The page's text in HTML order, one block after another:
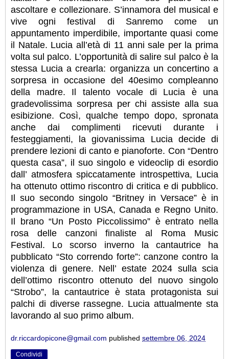
ascoltare e collezionare. S’innamora del musical e
vive ogni festival di Sanremo come un
appuntamento imperdibile, importante quasi come
il Natale. Lucia all’età di 11 anni sale per la prima
volta sul palco. L’opportunità di salire sul palco è la
stessa Lucia a crearla: organizza un concertino a
sorpresa in occasione del 40esimo compleanno
della madre. Il talento vocale di Lucia è una
gradevolissima sorpresa per chi assiste alla sua
esibizione. Così, qualche tempo dopo, spronata
anche dai complimenti ricevuti durante i
festeggiamenti, la giovanissima Lucia decide di
prendere lezioni di canto e pianoforte. Con “Dentro
questa casa”, il suo singolo e videoclip di esordio
dall’ atmosfera spiccatamente introspettiva, Lucia
ha ottenuto ottimo riscontro di critica e di pubblico.
Il suo secondo singolo “Britney in Versace” è in
programmazione in USA, Canada e Regno Unito.
Il brano “Un Posto Piccolissimo” è entrato nella
rosa delle canzoni finaliste al Roma Music
Festival. Lo scorso inverno la cantautrice ha
pubblicato “Sto correndo forte”: canzone contro la
violenza di genere. Nell’ estate 2024 sulla scia
dell’ottimo riscontro ottenuto del nuovo singolo
“Strobo”, la cantautrice è stata protagonista sui
palchi di diverse rassegne. Lucia attualmente sta
lavorando al suo primo album.
dr.riccardopicone@gmail.com published settembre 06, 2024
Condividi